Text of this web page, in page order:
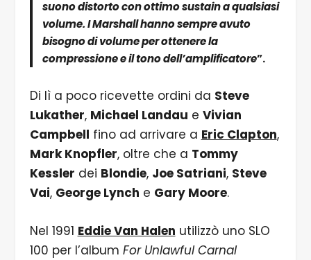
suono distorto con ottimo sustain a qualsiasi
volume. I Marshall hanno sempre avuto
bisogno di volume per ottenere la
compressione e il tono dell’amplificatore”.
Di lì a poco ricevette ordini da Steve
Lukather, Michael Landau e Vivian
Campbell fino ad arrivare a Eric Clapton,
Mark Knopfler, oltre che a Tommy
Kessler dei Blondie, Joe Satriani, Steve
Vai, George Lynch e Gary Moore.
Nel 1991 Eddie Van Halen utilizzò uno SLO
100 per l’album For Unlawful Carnal